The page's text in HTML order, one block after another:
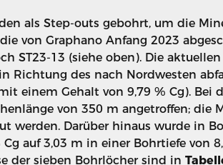
als Step-outs gebohrt, um die
von Graphano Anfang 2023
ST23-13 (siehe oben). Die
Richtung des nach Nordwesten
einem Gehalt von 9,79 % Cg). Bei
von 350 m angetroffen; die
Darüber hinaus wurde in
auf 3,03 m in einer Bohrtiefe von
der sieben Bohrlöcher sind in